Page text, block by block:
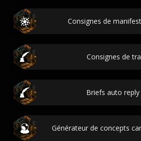
Consignes de
Consignes de
Briefs auto
Générateur de concepts